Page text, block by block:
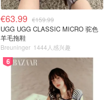
€63.99 €159.99
UGG UGG CLASSIC MICRO 驼色
羊毛拖鞋
Breuninger 1444人感兴趣
6